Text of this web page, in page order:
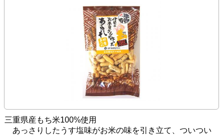
三重県産もち米100%使用
あっさりしたうす塩味がお米の味を引き立て、ついつい